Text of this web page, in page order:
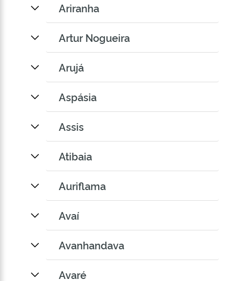
Ariranha
Artur Nogueira
Arujá
Aspásia
Assis
Atibaia
Auriflama
Avaí
Avanhandava
Avaré